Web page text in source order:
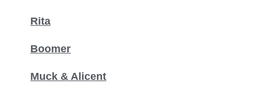
Rita
Boomer
Muck & Alicent